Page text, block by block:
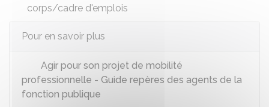
corps/cadre d'emplois
Pour en savoir plus
Agir pour son projet de mobilité
professionnelle - Guide repères des agents de la
fonction publique